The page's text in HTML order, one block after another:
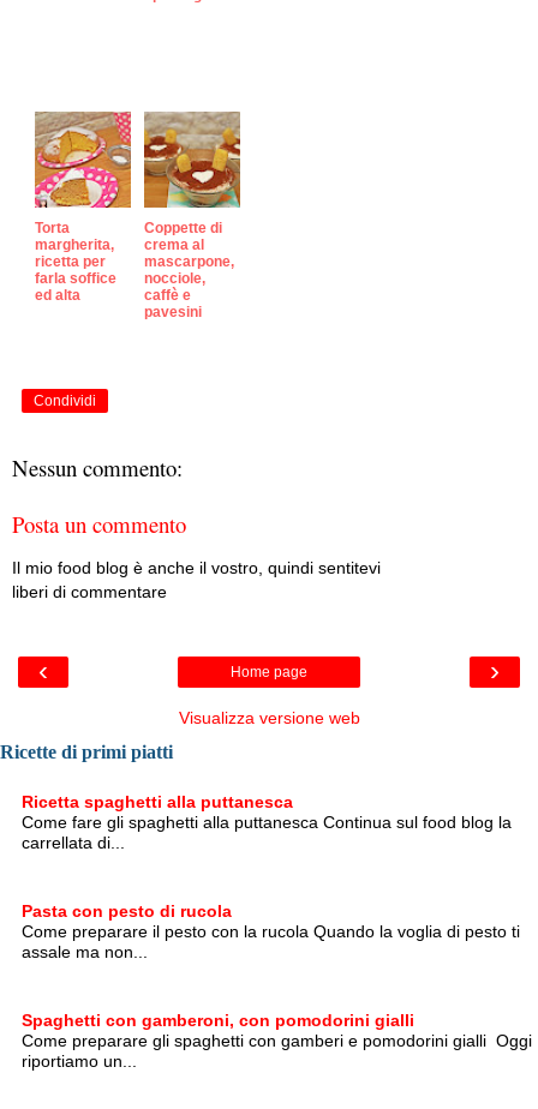
Torta
margherita,
ricetta per
farla soffice
ed alta
Coppette di
crema al
mascarpone,
nocciole,
caffè e
pavesini
Condividi
Nessun commento:
Posta un commento
Il mio food blog è anche il vostro, quindi sentitevi
liberi di commentare
‹ ›
Home page
Visualizza versione web
Ricette di primi piatti
Ricetta spaghetti alla puttanesca
Come fare gli spaghetti alla puttanesca Continua sul food blog la
carrellata di...
Pasta con pesto di rucola
Come preparare il pesto con la rucola Quando la voglia di pesto ti
assale ma non...
Spaghetti con gamberoni, con pomodorini gialli
Come preparare gli spaghetti con gamberi e pomodorini gialli Oggi
riportiamo un...